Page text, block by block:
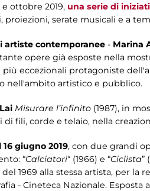
ottobre 2019, una serie di
proiezioni, serate musicali e a
artiste contemporanee - Marina
opere già esposte nella
eccezionali protagoniste
nell'ambito artistico e pubblico.
Misurare l’infinito (1987), in
fili, corde e telaio, nella
giugno 2019, con due grandi
“Calciatori“ (1966) e “Ciclista”
1969 alla stessa artista, per
- Cineteca Nazionale.